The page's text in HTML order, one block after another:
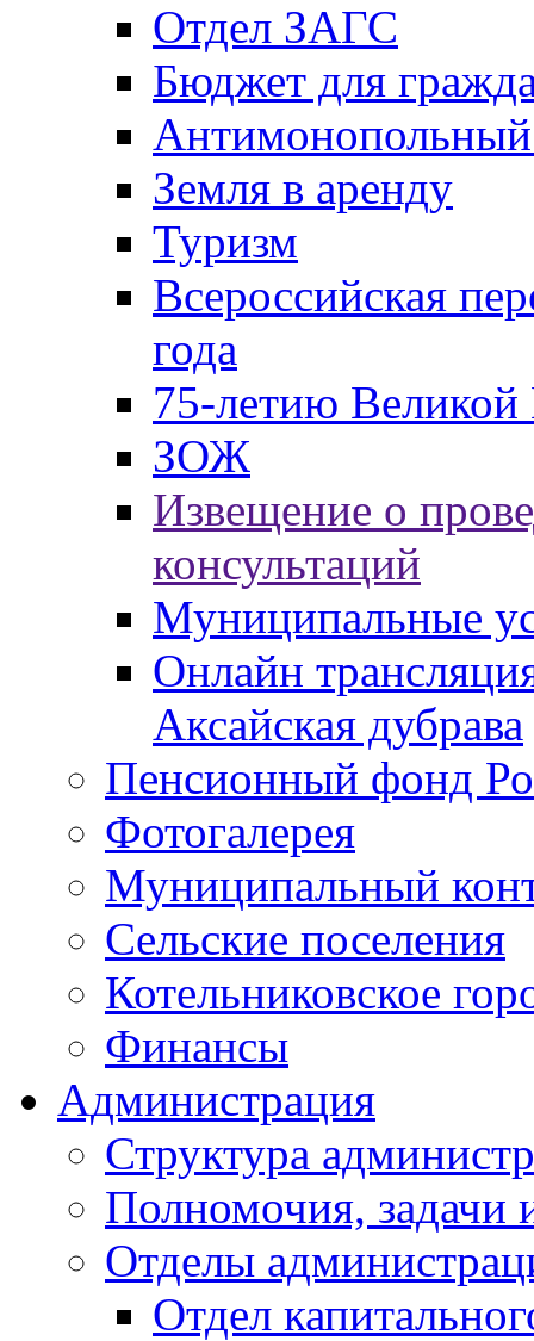
Отдел ЗАГС
Бюджет для
Антимонопольный
Земля в аренду
Туризм
Всероссийская
года
75-летию
ЗОЖ
Извещение о
консультаций
Муниципальные
Онлайн
Аксайская дубрава
Пенсионный фонд
Фотогалерея
Муниципальный
Сельские поселения
Котельниковское
Финансы
Администрация
Структура
Полномочия, задачи
Отделы
Отдел